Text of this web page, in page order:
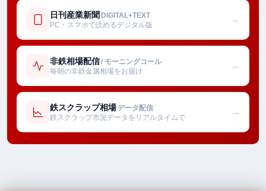
日刊産業新聞 DIGITAL+TEXT
PC・スマホで読めるデジタル版
→
非鉄相場配信/ モーニングコール
毎朝の非鉄金属相場をお届け
→
鉄スクラップ相場 データ配信
鉄スクラップ市況データをリアルタイムで
→